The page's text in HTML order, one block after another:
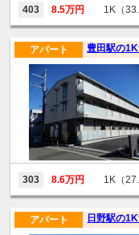
403 8.5万円 1K（
豊田駅の
アパート
303 8.6万円 1K（
日野駅の
アパート